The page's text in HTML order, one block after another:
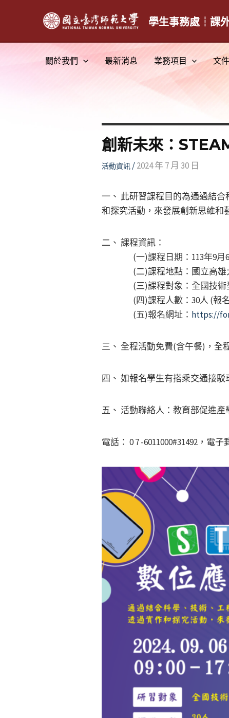
學生事務處┆課
關於我們 最新消息 業務項目 文
創新未來：
活動資訊/2024 年 7 月 30 日
一、 此研習課程目的為通過結
和探究活動，來發展創新思維和
二、 課程資訊：
(一)課程日期：113年9月6日
(二)課程地點：國立高雄大學
(三)課程對象：全國技術型
(四)課程人數：30人 (報名
(五)報名網址： https://
三、 全程活動免費(含午餐)，全
四、 如報名學生有搭乘交通接
五、 活動聯絡人：教育部促進
電話： 0 7 -6011000#31492，電